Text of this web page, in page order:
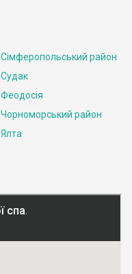
Сімферопольський район
Судак
Феодосія
Чорноморський район
Ялта